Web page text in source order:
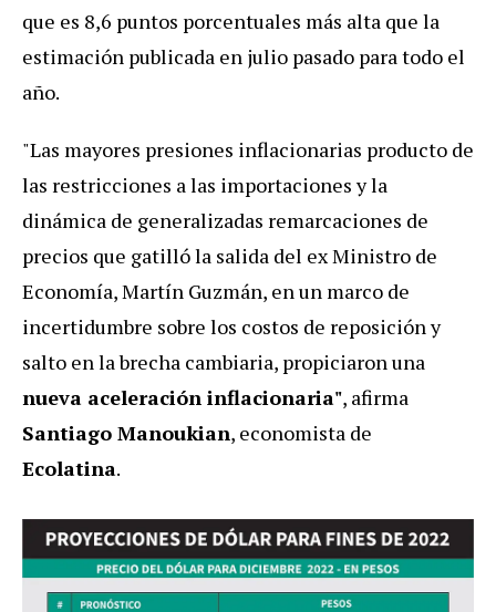
que es 8,6 puntos porcentuales más alta que la
estimación publicada en julio pasado para todo el
año.
"Las mayores presiones inflacionarias producto de
las restricciones a las importaciones y la
dinámica de generalizadas remarcaciones de
precios que gatilló la salida del ex Ministro de
Economía, Martín Guzmán, en un marco de
incertidumbre sobre los costos de reposición y
salto en la brecha cambiaria, propiciaron una
nueva aceleración inflacionaria", afirma
Santiago Manoukian, economista de
Ecolatina.